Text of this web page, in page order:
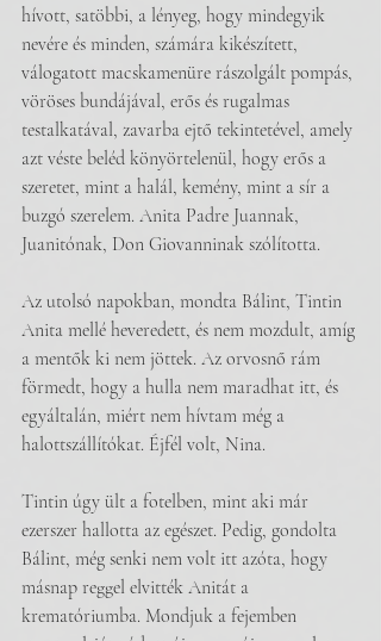
hívott, satöbbi, a lényeg, hogy mindegyik
nevére és minden, számára kikészített,
válogatott macskamenüre rászolgált pompás,
vöröses bundájával, erős és rugalmas
testalkatával, zavarba ejtő tekintetével, amely
azt véste beléd könyörtelenül, hogy erős a
szeretet, mint a halál, kemény, mint a sír a
buzgó szerelem. Anita Padre Juannak,
Juanitónak, Don Giovanninak szólította.
Az utolsó napokban, mondta Bálint, Tintin
Anita mellé heveredett, és nem mozdult, amíg
a mentők ki nem jöttek. Az orvosnő rám
förmedt, hogy a hulla nem maradhat itt, és
egyáltalán, miért nem hívtam még a
halottszállítókat. Éjfél volt, Nina.
Tintin úgy ült a fotelben, mint aki már
ezerszer hallotta az egészet. Pedig, gondolta
Bálint, még senki nem volt itt azóta, hogy
másnap reggel elvitték Anitát a
krematóriumba. Mondjuk a fejemben